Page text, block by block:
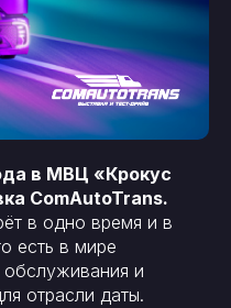
в МВЦ «Крокус
ComAutoTrans.
в одно время и в
есть в мире
обслуживания и
отрасли даты.